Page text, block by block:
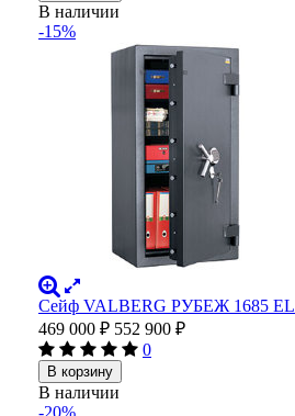
В наличии
-15%
Сейф VALBERG РУБЕЖ 1685 EL
469 000 ₽ 552 900 ₽
0
В корзину
В наличии
-20%